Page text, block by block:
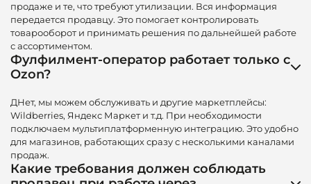
продаже и те, что требуют утилизации. Вся информация
передается продавцу. Это помогает контролировать
товарооборот и принимать решения по дальнейшей работе
с ассортиментом.
Фулфилмент-оператор работает только с
Ozon?
ДНет, мы можем обслуживать и другие маркетплейсы:
Wildberries, Яндекс Маркет и т.д. При необходимости
подключаем мультиплатформенную интеграцию. Это удобно
для магазинов, работающих сразу с несколькими каналами
продаж.
Какие требования должен соблюдать